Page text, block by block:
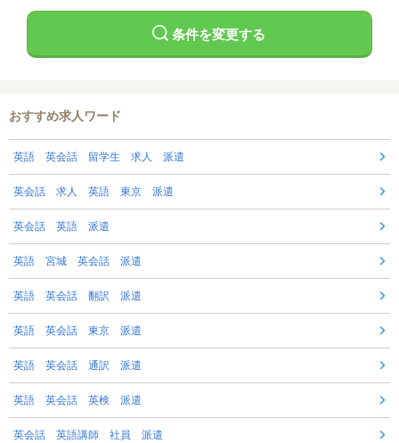
条件を変更する
おすすめ求人ワード
英語 英会話 留学生 求人 派遣
英会話 求人 英語 東京 派遣
英会話 英語 派遣
英語 宮城 英会話 派遣
英語 英会話 翻訳 派遣
英語 英会話 東京 派遣
英語 英会話 通訳 派遣
英語 英会話 英検 派遣
英会話 英語講師 社員 派遣